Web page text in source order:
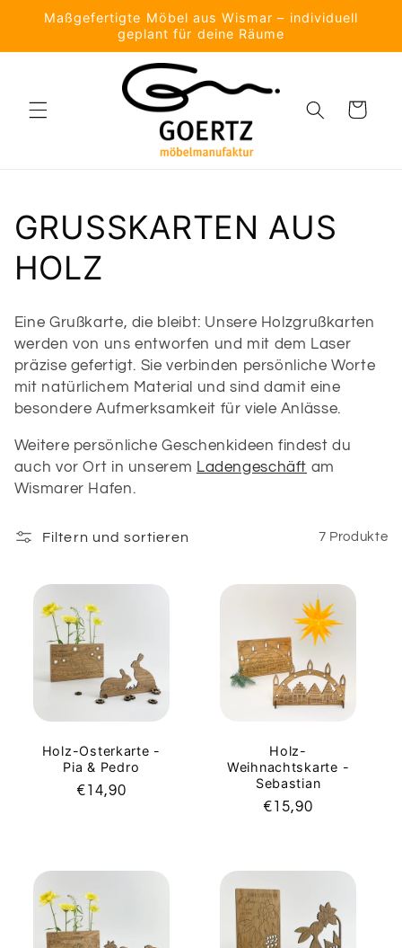
zumMaßgefertigte Möbel aus Wismar – individuell
geplant für deine Räume
Warenkorb
K
a
t
e
g
r
e
GRUSSKARTEN AUS
HOLZ
Eine Grußkarte, die bleibt: Unsere Holzgrußkarten
werden von uns entworfen und mit dem Laser
präzise gefertigt. Sie verbinden persönliche Worte
mit natürlichem Material und sind damit eine
besondere Aufmerksamkeit für viele Anlässe.
Weitere persönliche Geschenkideen findest du
auch vor Ort in unserem Ladengeschäft am
Wismarer Hafen.
Filtern und sortieren 7 Produkte
Holz-Osterkarte -
Pia & Pedro
Normaler
€14,90
Holz-
Weihnachtskarte -
Sebastian
Normaler
€15,90